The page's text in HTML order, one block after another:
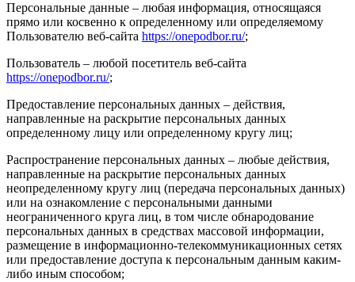
Персональные данные – любая информация, относящаяся
прямо или косвенно к определенному или определяемому
Пользователю веб-сайта https://onepodbor.ru/;
Пользователь – любой посетитель веб-сайта
https://onepodbor.ru/;
Предоставление персональных данных – действия,
направленные на раскрытие персональных данных
определенному лицу или определенному кругу лиц;
Распространение персональных данных – любые действия,
направленные на раскрытие персональных данных
неопределенному кругу лиц (передача персональных данных)
или на ознакомление с персональными данными
неограниченного круга лиц, в том числе обнародование
персональных данных в средствах массовой информации,
размещение в информационно-телекоммуникационных сетях
или предоставление доступа к персональным данным каким-
либо иным способом;